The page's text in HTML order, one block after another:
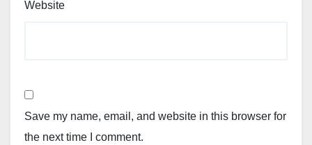
Website
Save my name, email, and website in this browser for
the next time I comment.